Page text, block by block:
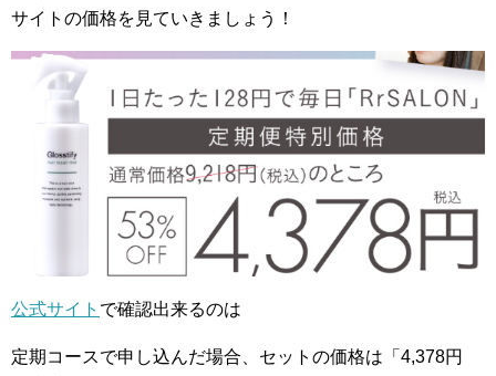
サイトの価格を見ていきましょう！
公式サイト で確認出来るのは
定期コースで申し込んだ場合、セットの価格は「4,378円